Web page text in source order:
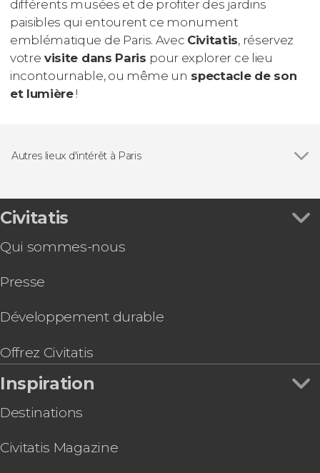
différents musées et de profiter des jardins
paisibles qui entourent ce monument
emblématique de Paris. Avec Civitatis, réservez
votre visite dans Paris pour explorer ce lieu
incontournable, ou même un spectacle de son
et lumière!
Autres lieux d'intérêt à Paris
Jardin des Tuileries
Tour Eiffel
Civitatis
Qui sommes-nous
Presse
Développement durable
Offrez Civitatis
Inspiration
Destinations
Civitatis Magazine